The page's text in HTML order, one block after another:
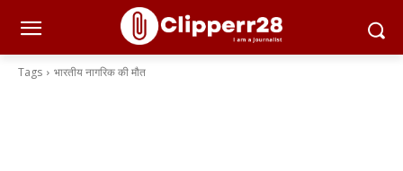
Tags भारतीय नागरिक की मौत